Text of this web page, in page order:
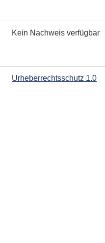
Kein Nachweis verfügbar
Urheberrechtsschutz 1.0